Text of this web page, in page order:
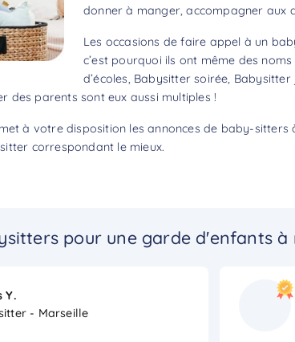
donner à manger, accompagner aux
Les occasions de faire appel à un
c’est pourquoi ils ont même des
d’écoles, Babysitter soirée,
des parents sont eux aussi multiples !
à votre disposition les annonces de baby-sitters
correspondant le mieux.
pour une garde d'enfants à
Y.
- Marseille